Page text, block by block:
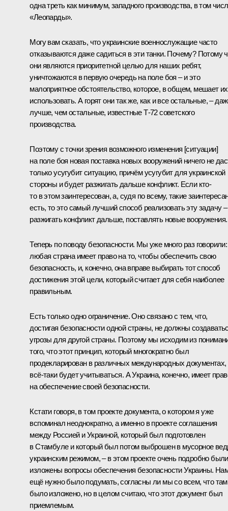
одна треть как минимум, западного производства, в том
«Леопарды».
Могу вам сказать, что украинские военнослужащие часто
отказываются даже садиться в эти танки. Почему? Потому
они являются приоритетной целью для наших ребят,
уничтожаются в первую очередь на поле боя – и это
малоприятное обстоятельство, которое, в общем, мешает их
использовать. А горят они так же, как и все остальные, –
лучше, чем остальные, известные Т-72 советского
производства.
Поэтому с точки зрения возможного изменения [ситуации]
на поле боя новая поставка новых вооружений ничего не
только усугубит ситуацию, причём усугубит для украинской
стороны и будет разжигать дальше конфликт. Если кто-
то в этом заинтересован, а, судя по всему, такие
есть, то это самый лучший способ реализовать эту задачу –
разжигать конфликт дальше, поставлять новые вооружения.
Теперь по поводу безопасности. Мы уже много раз говорили:
любая страна имеет право на то, чтобы обеспечить свою
безопасность, и, конечно, она вправе выбирать тот способ
достижения этой цели, который считает для себя наиболее
правильным.
Есть только одно ограничение. Оно связано с тем, что,
достигая безопасности одной страны, не должны
угрозы для другой страны. Поэтому мы исходим из
того, что этот принцип, который многократно был
продекларирован в различных международных документах,
всё-таки будет учитываться. А Украина, конечно, имеет
на обеспечение своей безопасности.
Кстати говоря, в том проекте документа, о котором я уже
вспоминал неоднократно, а именно в проекте соглашения
между Россией и Украиной, который был подготовлен
в Стамбуле и который был потом выброшен в мусорное
украинским режимом, – в этом проекте очень подробно были
изложены вопросы обеспечения безопасности Украины.
ещё нужно было подумать, согласны ли мы со всем, что там
было изложено, но в целом считаю, что этот документ был
приемлемым.